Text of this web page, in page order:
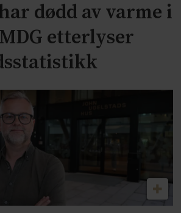
dødd av varme i
etterlyser